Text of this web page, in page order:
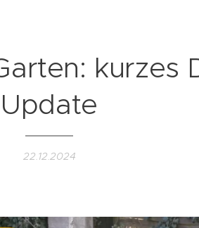
kurzes
Update
22.12.2024